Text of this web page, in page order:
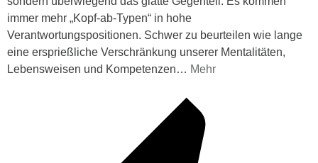
immer mehr „Kopf-ab-Typen“ in hohe
Verantwortungspositionen. Schwer zu beurteilen wie lange
eine ersprießliche Verschränkung unserer Mentalitäten,
Lebensweisen und Kompetenzen… Mehr